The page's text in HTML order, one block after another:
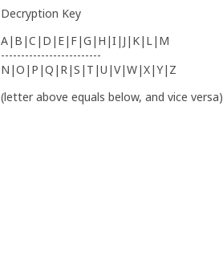
Decryption Key
A|B|C|D|E|F|G|H|I|J|K|L|M
-------------------------
N|O|P|Q|R|S|T|U|V|W|X|Y|Z
(letter above equals below, and vice versa)